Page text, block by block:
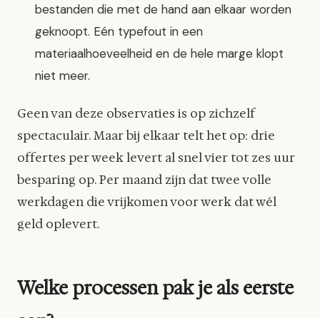
bestanden die met de hand aan elkaar worden
geknoopt. Eén typefout in een
materiaalhoeveelheid en de hele marge klopt
niet meer.
Geen van deze observaties is op zichzelf
spectaculair. Maar bij elkaar telt het op: drie
offertes per week levert al snel vier tot zes uur
besparing op. Per maand zijn dat twee volle
werkdagen die vrijkomen voor werk dat wél
geld oplevert.
Welke processen pak je als eerste